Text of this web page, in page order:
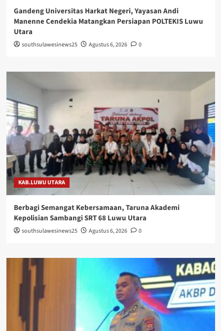
Gandeng Universitas Harkat Negeri, Yayasan Andi
Manenne Cendekia Matangkan Persiapan POLTEKIS Luwu
Utara
southsulawesinews25 Agustus 6, 2026 0
KAB.LUWU UTARA
Berbagi Semangat Kebersamaan, Taruna Akademi
Kepolisian Sambangi SRT 68 Luwu Utara
southsulawesinews25 Agustus 6, 2026 0